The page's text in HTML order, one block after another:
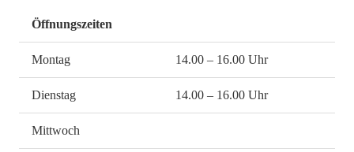
Öffnungszeiten
Montag 14.00 – 16.00 Uhr
Dienstag 14.00 – 16.00 Uhr
Mittwoch